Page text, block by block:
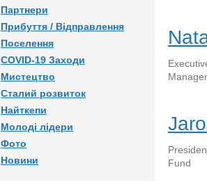
Партнери
Прибуття / Відправлення
Поселення
COVID-19 Заходи
Мистецтво
Сталий розвиток
Найткепи
Молоді лідери
Фото
Новини
Fund